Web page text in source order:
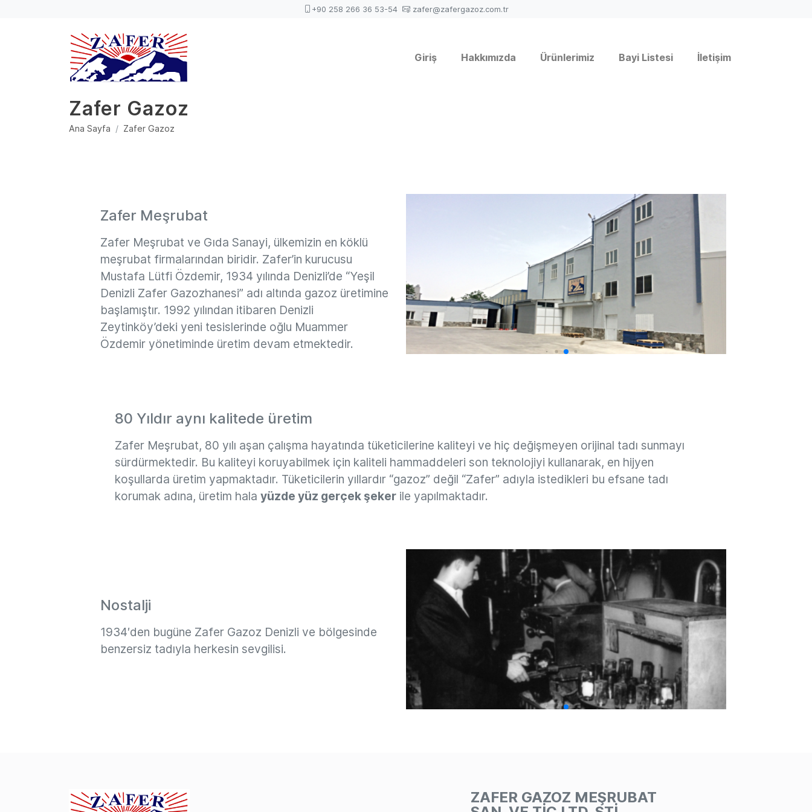
+90 258 266 36 53-54 zafer@zafergazoz.com.tr
Giriş Hakkımızda Ürünlerimiz Bayi Listesi İletişim
Zafer Gazoz
Ana Sayfa Zafer Gazoz
Zafer Meşrubat
Zafer Meşrubat ve Gıda Sanayi, ülkemizin en köklü
meşrubat firmalarından biridir. Zafer’in kurucusu
Mustafa Lütfi Özdemir, 1934 yılında Denizli’de “Yeşil
Denizli Zafer Gazozhanesi” adı altında gazoz üretimine
başlamıştır. 1992 yılından itibaren Denizli
Zeytinköy’deki yeni tesislerinde oğlu Muammer
Özdemir yönetiminde üretim devam etmektedir.
80 Yıldır aynı kalitede üretim
Zafer Meşrubat, 80 yılı aşan çalışma hayatında tüketicilerine kaliteyi ve hiç değişmeyen orijinal tadı sunmayı
sürdürmektedir. Bu kaliteyi koruyabilmek için kaliteli hammaddeleri son teknolojiyi kullanarak, en hijyen
koşullarda üretim yapmaktadır. Tüketicilerin yıllardır “gazoz” değil “Zafer” adıyla istedikleri bu efsane tadı
korumak adına, üretim hala yüzde yüz gerçek şeker ile yapılmaktadır.
Nostalji
1934′den bugüne Zafer Gazoz Denizli ve bölgesinde
benzersiz tadıyla herkesin sevgilisi.
ZAFER GAZOZ MEŞRUBAT